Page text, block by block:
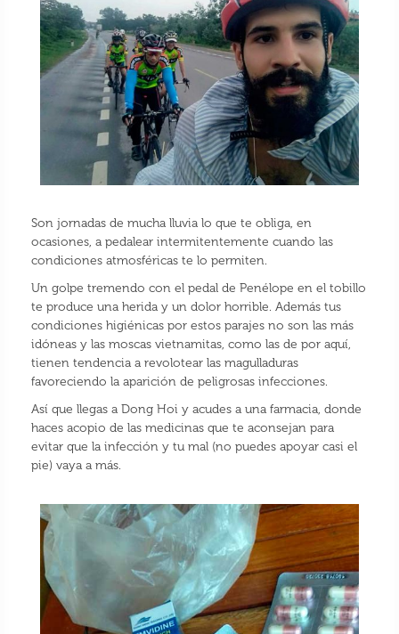
Son jornadas de mucha lluvia lo que te obliga, en
ocasiones, a pedalear intermitentemente cuando las
condiciones atmosféricas te lo permiten.
Un golpe tremendo con el pedal de Penélope en el tobillo
te produce una herida y un dolor horrible. Además tus
condiciones higiénicas por estos parajes no son las más
idóneas y las moscas vietnamitas, como las de por aquí,
tienen tendencia a revolotear las magulladuras
favoreciendo la aparición de peligrosas infecciones.
Así que llegas a Dong Hoi y acudes a una farmacia, donde
haces acopio de las medicinas que te aconsejan para
evitar que la infección y tu mal (no puedes apoyar casi el
pie) vaya a más.